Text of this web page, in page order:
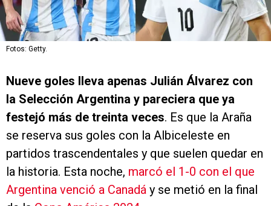
Fotos: Getty.
Nueve goles lleva apenas Julián Álvarez con
la Selección Argentina y pareciera que ya
festejó más de treinta veces. Es que la Araña
se reserva sus goles con la Albiceleste en
partidos trascendentales y que suelen quedar en
la historia. Esta noche, marcó el 1-0 con el que
Argentina venció a Canadá y se metió en la final